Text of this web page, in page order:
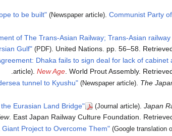
to be built" (Newspaper article). Communist Party
of The Trans-Asian Railway; Trans-Asian
Gulf" (PDF). United Nations. pp. 56–58 .
Dhaka fails to sign deal for lack of cabinet
article). New Age. World Prout Assembly.
tunnel to Kyushu" (Newspaper article). The
Eurasian Land Bridge" (Journal article). Japan
. East Japan Railway Culture Foundation .
Project to Overcome Them" (Google translation